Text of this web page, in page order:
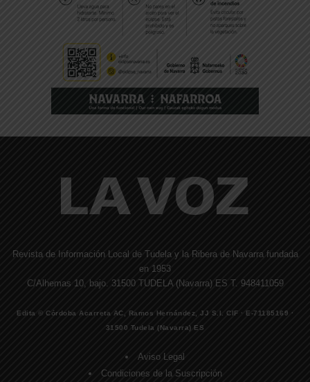
Revista de Información Local de Tudela y la Ribera de Navarra fundada
en 1953
C/Alhemas 10, bajo. 31500 TUDELA (Navarra) ES T. 948411059
Edita © Córdoba Acarreta AC, Ramos Hernández, JJ S.I. CIF · E-71185169 ·
31500 Tudela (Navarra) ES
Aviso Legal
Condiciones de la Suscripción